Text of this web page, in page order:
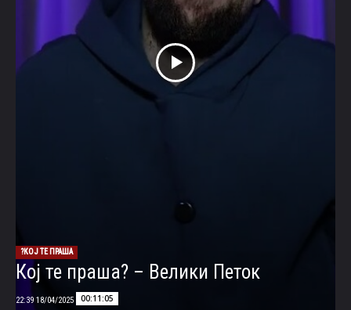
КОЈ ТЕ ПРАША?
Кој те праша? – Велики Петок
00:11:05
18/04/2025 22:39